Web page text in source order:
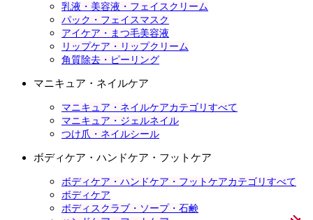
乳液・美容液・フェイスクリーム
パック・フェイスマスク
アイケア・まつ毛美容液
リップケア・リップクリーム
角質除去・ピーリング
マニキュア・ネイルケア
マニキュア・ネイルケアカテゴリすべて
マニキュア・ジェルネイル
つけ爪・ネイルシール
ボディケア・ハンドケア・フットケア
ボディケア・ハンドケア・フットケアカテゴリすべて
ボディケア
ボディスクラブ・ソープ・石鹸